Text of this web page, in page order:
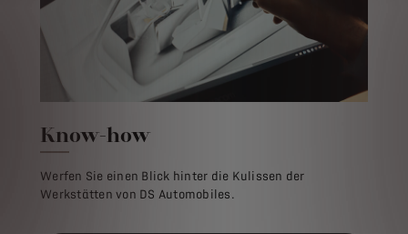
Know-how
Werfen Sie einen Blick hinter die Kulissen der
Werkstätten von DS Automobiles.